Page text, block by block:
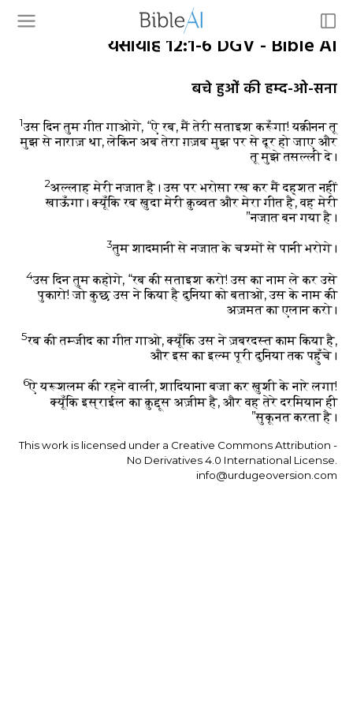
यसायाह 12:1-6 DGV - Bible AI
बचे हुओं की हम्द-ओ-सना
1उस दिन तुम गीत गाओगे, “ऐ रब, मैं तेरी सताइश करूँगा! यक़ीनन तू
मुझ से नाराज़ था, लेकिन अब तेरा ग़ज़ब मुझ पर से दूर हो जाए और
तू मुझे तसल्ली दे।
2अल्लाह मेरी नजात है। उस पर भरोसा रख कर मैं दह्शत नहीं
खाऊँगा। क्यूँकि रब ख़ुदा मेरी क़ुव्वत और मेरा गीत है, वह मेरी
नजात बन गया है।”
3तुम शादमानी से नजात के चश्मों से पानी भरोगे।
4उस दिन तुम कहोगे, “रब की सताइश करो! उस का नाम ले कर उसे
पुकारो! जो कुछ उस ने किया है दुनिया को बताओ, उस के नाम की
अज़मत का एलान करो।
5रब की तम्जीद का गीत गाओ, क्यूँकि उस ने ज़बरदस्त काम किया है,
और इस का इल्म पूरी दुनिया तक पहुँचे।
6ऐ यरूशलम की रहने वाली, शादियाना बजा कर ख़ुशी के नारे लगा!
क्यूँकि इस्राईल का क़ुद्दूस अज़ीम है, और वह तेरे दरमियान ही
सुकूनत करता है।”
This work is licensed under a Creative Commons Attribution -
No Derivatives 4.0 International License.
info@urdugeoversion.com